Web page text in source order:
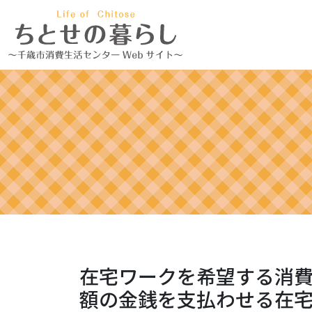
在宅ワークを希望する消
額の金銭を支払わせる在